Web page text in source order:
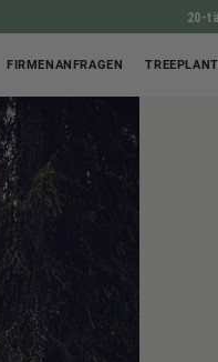
20-
FIRMENANFRAGEN